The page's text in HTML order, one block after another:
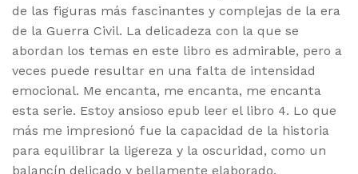
de las figuras más fascinantes y complejas de la era
de la Guerra Civil. La delicadeza con la que se
abordan los temas en este libro es admirable, pero a
veces puede resultar en una falta de intensidad
emocional. Me encanta, me encanta, me encanta
esta serie. Estoy ansioso epub leer el libro 4. Lo que
más me impresionó fue la capacidad de la historia
para equilibrar la ligereza y la oscuridad, como un
balancín delicado y bellamente elaborado.